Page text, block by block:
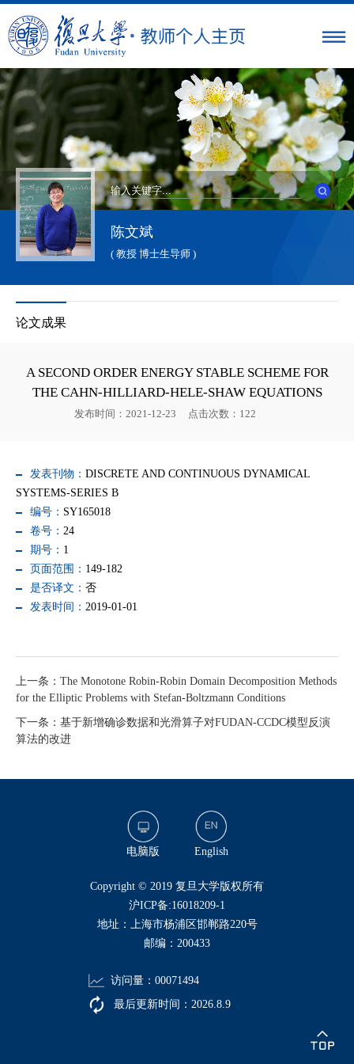
陈文斌
( 教授 博士生导师 )
论文成果
A SECOND ORDER ENERGY STABLE SCHEME FOR
THE CAHN-HILLIARD-HELE-SHAW EQUATIONS
发布时间：2021-12-23 点击次数： 122
发表刊物： DISCRETE AND CONTINUOUS DYNAMICAL
SYSTEMS-SERIES B
编号： SY165018
卷号： 24
期号： 1
页面范围： 149-182
是否译文： 否
发表时间： 2019-01-01
上一条：The Monotone Robin-Robin Domain Decomposition Methods
for the Elliptic Problems with Stefan-Boltzmann Conditions
下一条：基于新增确诊数据和光滑算子对FUDAN-CCDC模型反演
算法的改进
电脑版 English
​Copyright © 2019 复旦大学版权所有
沪ICP备:16018209-1
地址：上海市杨浦区邯郸路220号
邮编：200433
访问量： 00071494
最后更新时间： 2026 8 9